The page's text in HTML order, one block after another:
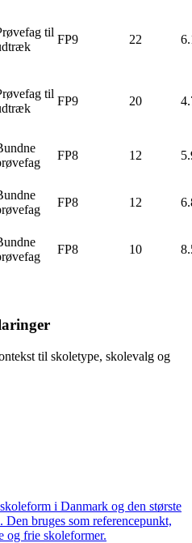
til
FP9 22
til
FP9 20
FP8 12
FP8 12
FP8 10
til skoletype, skolevalg og
i Danmark og den største
bruges som referencepunkt,
og frie skoleformer.